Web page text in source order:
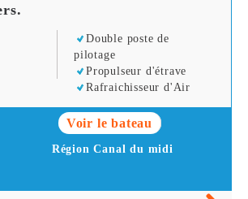
Double poste de
pilotage
Propulseur d'étrave
Rafraichisseur d'Air
Voir le bateau
Région Canal du midi